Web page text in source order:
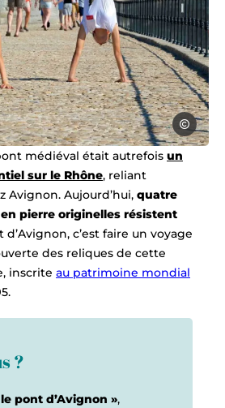
Sylvie
médiéval était autrefois un
sur le Rhône, reliant
Avignon. Aujourd’hui, quatre
pierre originelles résistent
c’est faire un voyage
des reliques de cette
inscrite au patrimoine mondial
?
pont d’Avignon »,